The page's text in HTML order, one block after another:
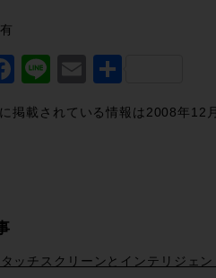
Facebook
LineEmail
掲載されている情報は2008年12
ッチスクリーンとインテリジェ